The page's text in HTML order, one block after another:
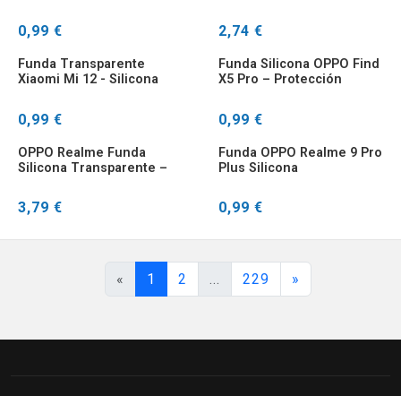
0,99 € 2,74 €
Funda Transparente
Xiaomi Mi 12 - Silicona
0,99 €
Funda Silicona OPPO Find
X5 Pro – Protección
0,99 €
OPPO Realme Funda
Silicona Transparente –
3,79 €
Funda OPPO Realme 9 Pro
Plus Silicona
Compatible 9i/9SE
0,99 €
« 1 2 ... 229 »